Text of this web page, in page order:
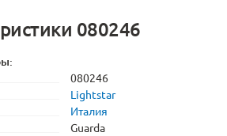
080246
080246
Lightstar
Италия
Guarda